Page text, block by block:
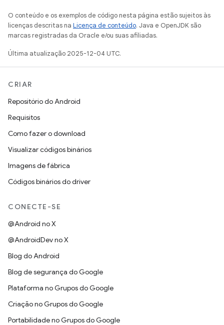
O conteúdo e os exemplos de código nesta página estão sujeitos às
licenças descritas na Licença de conteúdo. Java e OpenJDK são
marcas registradas da Oracle e/ou suas afiliadas.
Última atualização 2025-12-04 UTC.
CRIAR
Repositório do Android
Requisitos
Como fazer o download
Visualizar códigos binários
Imagens de fábrica
Códigos binários do driver
CONECTE-SE
@Android no X
@AndroidDev no X
Blog do Android
Blog de segurança do Google
Plataforma no Grupos do Google
Criação no Grupos do Google
Portabilidade no Grupos do Google